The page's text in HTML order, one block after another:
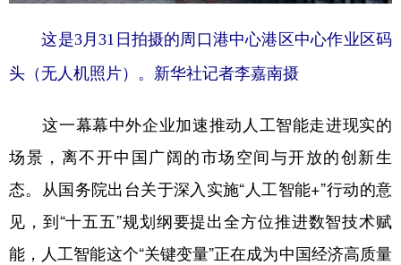
这是3月31日拍摄的周口港中心港区中心作业区码
头（无人机照片）。新华社记者李嘉南摄
这一幕幕中外企业加速推动人工智能走进现实的
场景，离不开中国广阔的市场空间与开放的创新生
态。从国务院出台关于深入实施“人工智能+”行动的意
见，到“十五五”规划纲要提出全方位推进数智技术赋
能，人工智能这个“关键变量”正在成为中国经济高质量